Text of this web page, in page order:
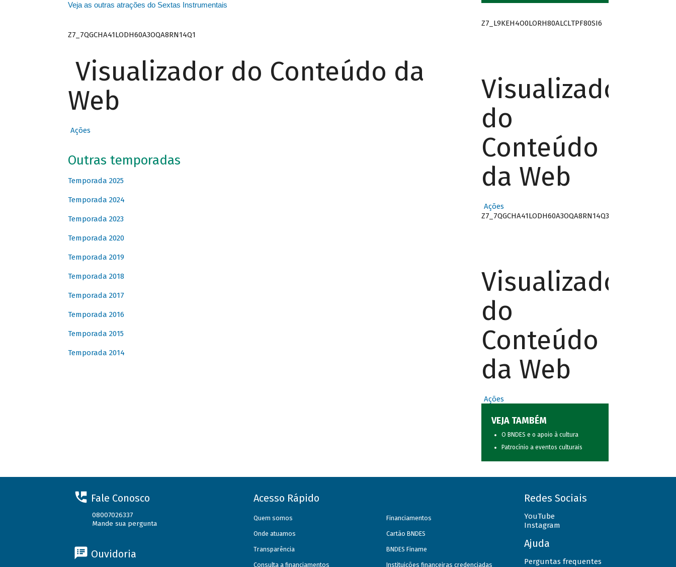
Veja as outras atrações do Sextas Instrumentais
Z7_7QGCHA41LODH60A3OQA8RN14Q1
Visualizador do Conteúdo da
Web
Ações
Outras temporadas
Temporada 2025
Temporada 2024
Temporada 2023
Temporada 2020
Temporada 2019
Temporada 2018
Temporada 2017
Temporada 2016
Temporada 2015
Temporada 2014
Z7_L9KEH4O0LORH80ALCLTPF80SI6
Visualizador
do
Conteúdo
da Web
Ações
Z7_7QGCHA41LODH60A3OQA8RN14Q3
Visualizador
do
Conteúdo
da Web
Ações
VEJA TAMBÉM
O BNDES e o apoio à cultura
Patrocínio a eventos culturais
Fale Conosco
08007026337
Mande sua pergunta
Ouvidoria
Acesso Rápido
Quem somos
Onde atuamos
Transparência
Consulta a financiamentos
Financiamentos
Cartão BNDES
BNDES Finame
Instituições financeiras credenciadas
Redes Sociais
YouTube
Instagram
Ajuda
Perguntas frequentes